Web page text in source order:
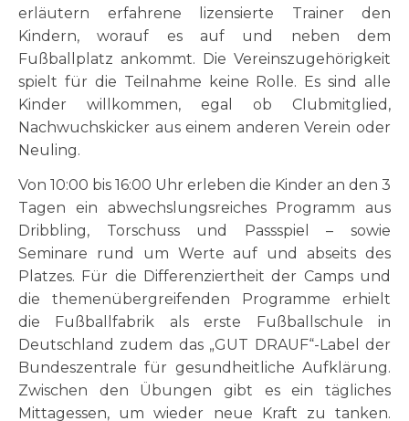
erläutern erfahrene lizensierte Trainer den
Kindern, worauf es auf und neben dem
Fußballplatz ankommt. Die Vereinszugehörigkeit
spielt für die Teilnahme keine Rolle. Es sind alle
Kinder willkommen, egal ob Clubmitglied,
Nachwuchskicker aus einem anderen Verein oder
Neuling.
Von 10:00 bis 16:00 Uhr erleben die Kinder an den 3
Tagen ein abwechslungsreiches Programm aus
Dribbling, Torschuss und Passspiel – sowie
Seminare rund um Werte auf und abseits des
Platzes. Für die Differenziertheit der Camps und
die themenübergreifenden Programme erhielt
die Fußballfabrik als erste Fußballschule in
Deutschland zudem das „GUT DRAUF“-Label der
Bundeszentrale für gesundheitliche Aufklärung.
Zwischen den Übungen gibt es ein tägliches
Mittagessen, um wieder neue Kraft zu tanken.